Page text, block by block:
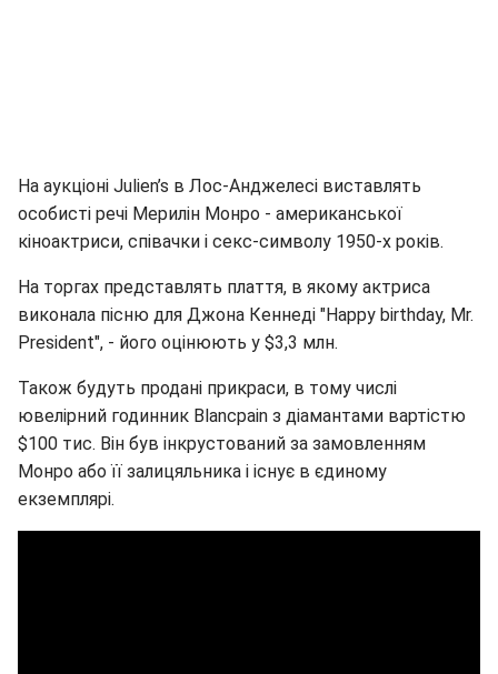
На аукціоні Julien’s в Лос-Анджелесі виставлять
особисті речі Мерилін Монро - американської
кіноактриси, співачки і секс-символу 1950-х років.
На торгах представлять плаття, в якому актриса
виконала пісню для Джона Кеннеді "Happy birthday, Mr.
President", - його оцінюють у $3,3 млн.
Також будуть продані прикраси, в тому числі
ювелірний годинник Blancpain з діамантами вартістю
$100 тис. Він був інкрустований за замовленням
Монро або її залицяльника і існує в єдиному
екземплярі.